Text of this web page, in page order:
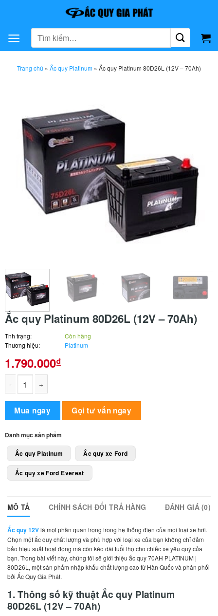
dung
Tìm
kiếm:
Trang chủ » Ắc quy Platinum » Ắc quy Platinum 80D26L (12V – 70Ah)
Ắc quy Platinum 80D26L (12V – 70Ah)
Tnh trạng:
Còn hàng
Thương hiệu:
Platinum
1.790.000₫
Ắc quy Platinum 80D26L (12V - 70Ah) số lượng
Mua ngay Gọi tư vấn ngay
Danh mục sản phẩm
Ắc quy Platinum Ắc quy xe Ford
Ắc quy xe Ford Everest
MÔ TẢ CHÍNH SÁCH ĐỔI TRẢ HÀNG ĐÁNH GIÁ (0)
Ắc quy 12Vlà một phần quan trọng trong hệ thống điện của mọi loại xe hơi.
Chọn một ắc quy chất lượng và phù hợp với loại xe của bạn không chỉ đảm
bảo hiệu suất hoạt động mà còn kéo dài tuổi thọ cho chiếc xe yêu quý của
bạn. Trong bài viết này, chúng tôi sẽ giới thiệu ắc quy 70AH PLATINUM |
80D26L, một sản phẩm nhập khẩu chất lượng cao từ Hàn Quốc và phân phối
bởi Ắc Quy Gia Phát.
1. Thông số kỹ thuật Ắc quy Platinum
80D26L (12V – 70Ah)